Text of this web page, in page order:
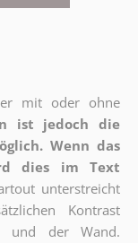
mit oder ohne
ist jedoch die
Wenn das
dies im Text
unterstreicht
Kontrast
und der Wand.